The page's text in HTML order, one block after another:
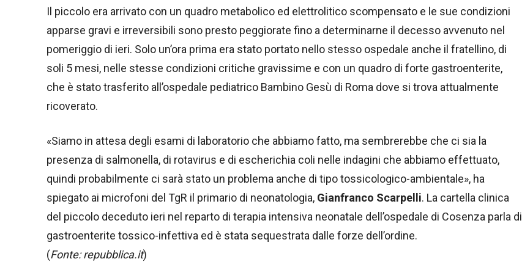
Il piccolo era arrivato con un quadro metabolico ed elettrolitico scompensato e le sue condizioni
apparse gravi e irreversibili sono presto peggiorate fino a determinarne il decesso avvenuto nel
pomeriggio di ieri. Solo un’ora prima era stato portato nello stesso ospedale anche il fratellino, di
soli 5 mesi, nelle stesse condizioni critiche gravissime e con un quadro di forte gastroenterite,
che è stato trasferito all’ospedale pediatrico Bambino Gesù di Roma dove si trova attualmente
ricoverato.
«Siamo in attesa degli esami di laboratorio che abbiamo fatto, ma sembrerebbe che ci sia la
presenza di salmonella, di rotavirus e di escherichia coli nelle indagini che abbiamo effettuato,
quindi probabilmente ci sarà stato un problema anche di tipo tossicologico-ambientale», ha
spiegato ai microfoni del TgR il primario di neonatologia, Gianfranco Scarpelli. La cartella clinica
del piccolo deceduto ieri nel reparto di terapia intensiva neonatale dell’ospedale di Cosenza parla di
gastroenterite tossico-infettiva ed è stata sequestrata dalle forze dell’ordine.
(Fonte: repubblica.it)